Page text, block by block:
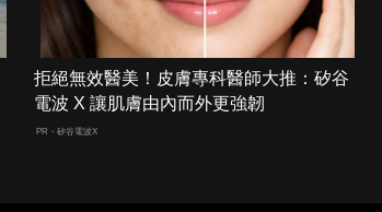
拒絕無效醫美！皮膚專科醫師大推：矽谷
電波 X 讓肌膚由內而外更強韌
PR・矽谷電波X